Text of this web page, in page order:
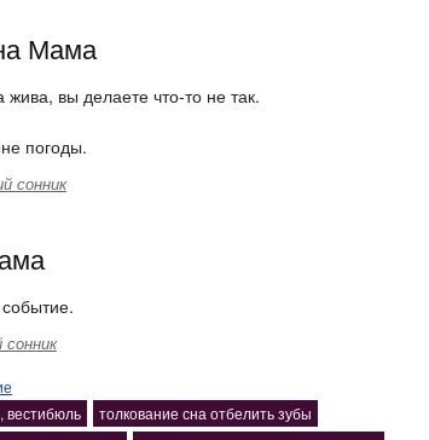
Мама
вы делаете что-то не так.
погоды.
сонник
вестибюль
толкование сна отбелить зубы